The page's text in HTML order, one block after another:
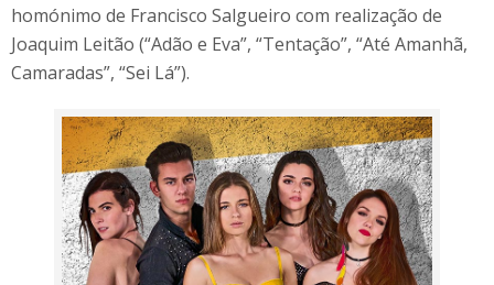
homónimo de Francisco Salgueiro com realização de
Joaquim Leitão (“Adão e Eva”, “Tentação”, “Até Amanhã,
Camaradas”, “Sei Lá”).